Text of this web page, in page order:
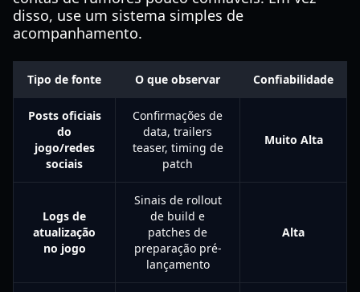
disso, use um sistema simples de
acompanhamento.
Tipo de fonte O que observar Confiabilidade
Posts oficiais
do
jogo/redes
sociais
Confirmações de
data, trailers
teaser, timing de
patch
Muito Alta
Logs de
atualização
no jogo
Sinais de rollout
de build e
patches de
preparação pré-
lançamento
Alta